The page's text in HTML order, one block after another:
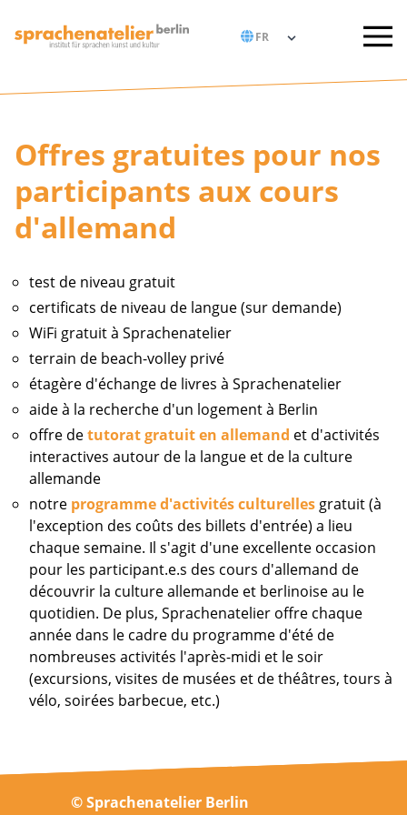
Offres gratuites pour nos
participants aux cours
d'allemand
test de niveau gratuit
certificats de niveau de langue (sur demande)
WiFi gratuit à Sprachenatelier
terrain de beach-volley privé
étagère d'échange de livres à Sprachenatelier
aide à la recherche d'un logement à Berlin
offre detutorat gratuit en allemand et d'activités
interactives autour de la langue et de la culture
allemande
notre programme d'activités culturelles gratuit (à
l'exception des coûts des billets d'entrée) a lieu
chaque semaine. Il s'agit d'une excellente occasion
pour les participant.e.s des cours d'allemand de
découvrir la culture allemande et berlinoise au le
quotidien. De plus, Sprachenatelier offre chaque
année dans le cadre du programme d'été de
nombreuses activités l'après-midi et le soir
(excursions, visites de musées et de théâtres, tours à
vélo, soirées barbecue, etc.)
© Sprachenatelier Berlin